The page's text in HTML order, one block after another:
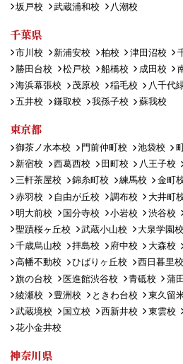
坂戸校
武蔵浦和校 八潮校
千葉県
市川校 新浦安校 柏校 津田沼校
勝田台校
松戸校 船橋校 成田校
海浜幕張校
茂原校 稲毛校 八千代
五井校
鎌取校 我孫子校 蘇我校
東京都
御茶ノ水本校 門前仲町校 池袋校
新宿校
西葛西校 田町校 八王子校
三軒茶屋校
錦糸町校 練馬校 金町
赤羽校
自由が丘校 調布校 大井町
明大前校
国分寺校 小岩校 渋谷校
聖蹟桜ヶ丘校
武蔵小山校 大泉学園校
千歳烏山校
拝島校 府中校 大森校
高幡不動校
ひばりヶ丘校 西日暮里校
旗の台校
医進館渋谷校 青砥校 蒲
綾瀬校
豊洲校 ときわ台校 東久留
武蔵境校
国立校 西新井校 東雲校
花小金井校
神奈川県